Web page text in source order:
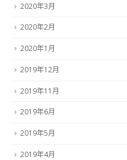
2020年3月
2020年2月
2020年1月
2019年12月
2019年11月
2019年6月
2019年5月
2019年4月